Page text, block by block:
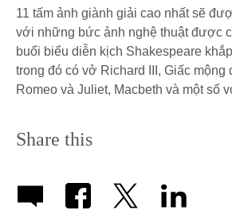
11 tấm ảnh giành giải cao nhất sẽ
với những bức ảnh nghệ thuật được
buổi biểu diễn kịch Shakespeare
trong đó có vở Richard III, Giấc mộng
Romeo và Juliet, Macbeth và một số
Share this